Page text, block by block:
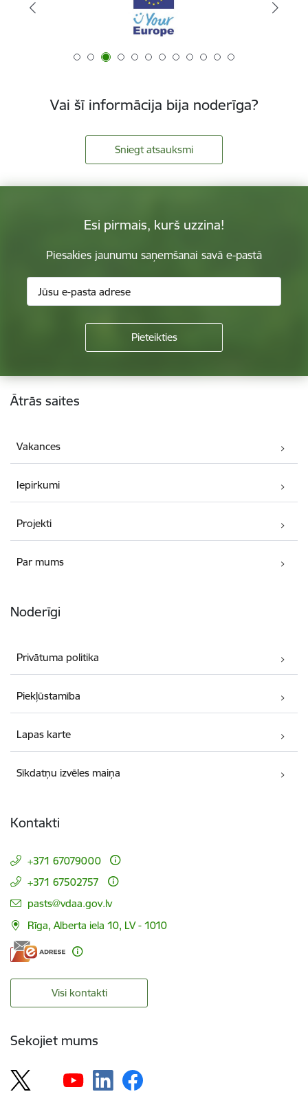
Vai šī informācija bija noderīga?
Sniegt atsauksmi
Esi pirmais, kurš uzzina!
Piesakies jaunumu saņemšanai savā e-pastā
Kājene
Ātrās saites
Vakances
Iepirkumi
Projekti
Par mums
Noderīgi
Privātuma politika
Piekļūstamība
Lapas karte
Sīkdatņu izvēles maiņa
Kontakti
+371 67079000
+371 67502757
E-pasts:
pasts@vdaa.gov.lv
Rīga, Alberta iela 10, LV - 1010
Visi kontakti
Sekojiet mums